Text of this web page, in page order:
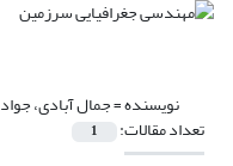
نویسنده =جمال آبادی، جواد
تعداد مقالات: 1